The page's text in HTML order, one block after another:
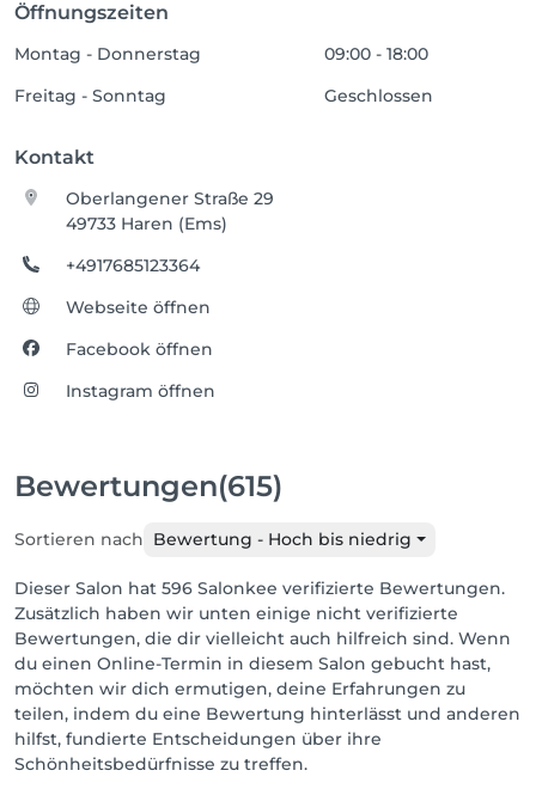
Öffnungszeiten
Montag - Donnerstag
09:00 - 18:00
Freitag - Sonntag
Geschlossen
Kontakt
Oberlangener Straße 29
49733 Haren (Ems)
+4917685123364
Webseite öffnen
Facebook öffnen
Instagram öffnen
Bewertungen(615)
Sortieren nach Bewertung - Hoch bis niedrig
Dieser Salon hat 596 Salonkee verifizierte Bewertungen.
Zusätzlich haben wir unten einige nicht verifizierte
Bewertungen, die dir vielleicht auch hilfreich sind. Wenn
du einen Online-Termin in diesem Salon gebucht hast,
möchten wir dich ermutigen, deine Erfahrungen zu
teilen, indem du eine Bewertung hinterlässt und anderen
hilfst, fundierte Entscheidungen über ihre
Schönheitsbedürfnisse zu treffen.